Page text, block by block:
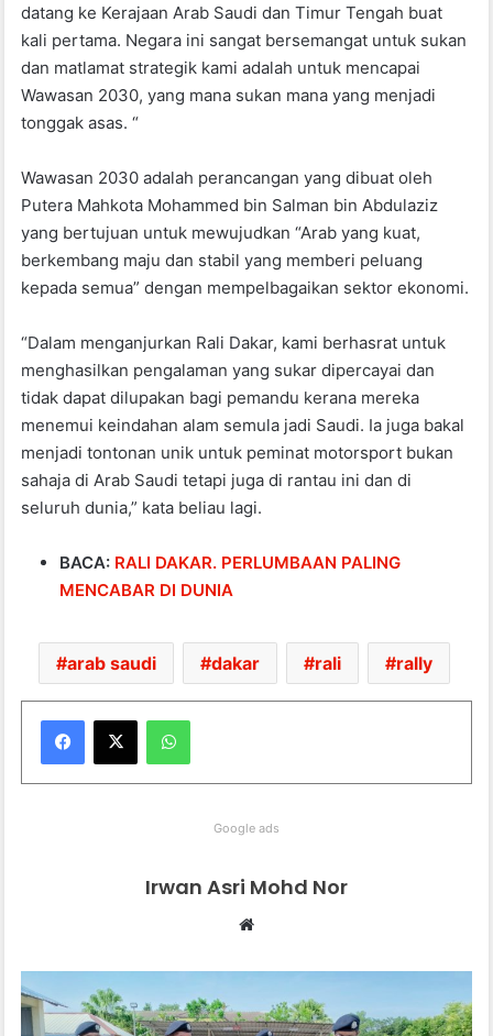
datang ke Kerajaan Arab Saudi dan Timur Tengah buat
kali pertama. Negara ini sangat bersemangat untuk sukan
dan matlamat strategik kami adalah untuk mencapai
Wawasan 2030, yang mana sukan mana yang menjadi
tonggak asas. “
Wawasan 2030 adalah perancangan yang dibuat oleh
Putera Mahkota Mohammed bin Salman bin Abdulaziz
yang bertujuan untuk mewujudkan “Arab yang kuat,
berkembang maju dan stabil yang memberi peluang
kepada semua” dengan mempelbagaikan sektor ekonomi.
“Dalam menganjurkan Rali Dakar, kami berhasrat untuk
menghasilkan pengalaman yang sukar dipercayai dan
tidak dapat dilupakan bagi pemandu kerana mereka
menemui keindahan alam semula jadi Saudi. Ia juga bakal
menjadi tontonan unik untuk peminat motorsport bukan
sahaja di Arab Saudi tetapi juga di rantau ini dan di
seluruh dunia,” kata beliau lagi.
BACA: RALI DAKAR. PERLUMBAAN PALING
MENCABAR DI DUNIA
arab saudi dakar rali rally
WhatsApp
Google ads
Irwan Asri Mohd Nor